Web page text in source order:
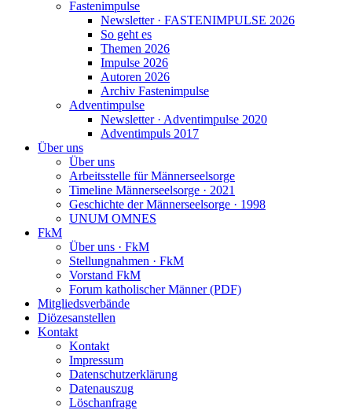
Fastenimpulse
Newsletter · FASTENIMPULSE 2026
So geht es
Themen 2026
Impulse 2026
Autoren 2026
Archiv Fastenimpulse
Adventimpulse
Newsletter · Adventimpulse 2020
Adventimpuls 2017
Über uns
Über uns
Arbeitsstelle für Männerseelsorge
Timeline Männerseelsorge · 2021
Geschichte der Männerseelsorge · 1998
UNUM OMNES
FkM
Über uns · FkM
Stellungnahmen · FkM
Vorstand FkM
Forum katholischer Männer (PDF)
Mitgliedsverbände
Diözesanstellen
Kontakt
Kontakt
Impressum
Datenschutzerklärung
Datenauszug
Löschanfrage